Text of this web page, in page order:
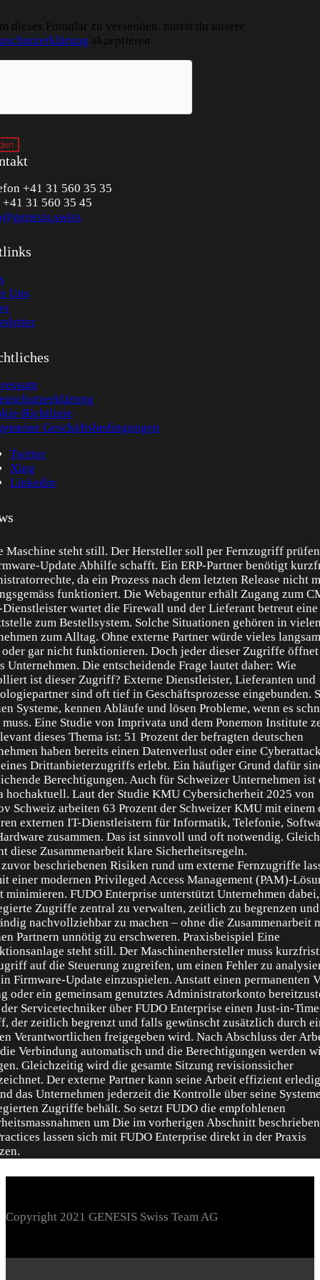
dieses Fomular zu versenden, musst du unsere
akzeptieren
+41 31 560 35 35
+41 31 560 35 45
Uns
Richtlinie
Geschäftsbedingungen
Twitter
Xing
Linkedin
Copyright 2021 GENESIS Swiss Team AG